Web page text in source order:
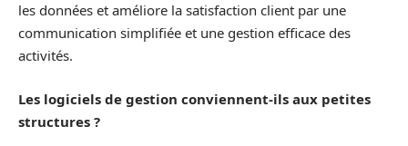
les données et améliore la satisfaction client par une
communication simplifiée et une gestion efficace des
activités.
Les logiciels de gestion conviennent-ils aux petites
structures ?